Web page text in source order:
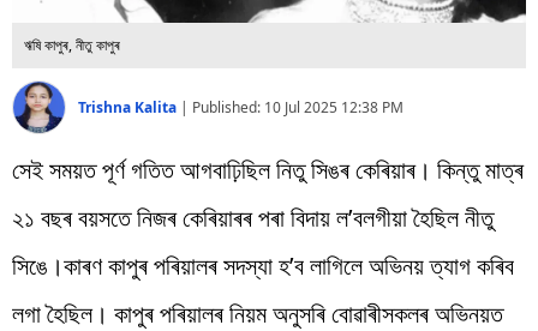
ঋষি কাপুৰ, নীতু কাপুৰ
Trishna Kalita | Published: 10 Jul 2025 12:38 PM
সেই সময়ত পূৰ্ণ গতিত আগবাঢ়িছিল নিতু সিঙৰ কেৰিয়াৰ। কিন্তু মাত্ৰ
২১ বছৰ বয়সতে নিজৰ কেৰিয়াৰৰ পৰা বিদায় ল’বলগীয়া হৈছিল নীতু
সিঙে।কাৰণ কাপুৰ পৰিয়ালৰ সদস্যা হ’ব লাগিলে অভিনয় ত্যাগ কৰিব
লগা হৈছিল। কাপুৰ পৰিয়ালৰ নিয়ম অনুসৰি বোৱাৰীসকলৰ অভিনয়ত